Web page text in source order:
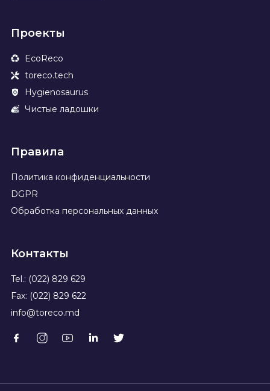
Проекты
EcoReco
toreco.tech
Hygienosaurus
Чистые ладошки
Правила
Политика конфиденциальности
DGPR
Обработка персональных данных
Контакты
Tel.: (022) 829 629
Fax: (022) 829 622
info@toreco.md